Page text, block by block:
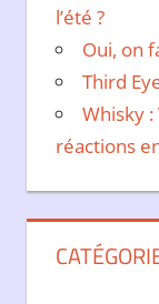
l’été ?
Oui, on
Third
Whisky :
réactions